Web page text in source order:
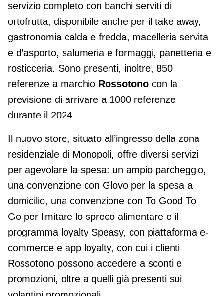
servizio completo con banchi serviti di
ortofrutta, disponibile anche per il take away,
gastronomia calda e fredda, macelleria servita
e d’asporto, salumeria e formaggi, panetteria e
rosticceria. Sono presenti, inoltre, 850
referenze a marchio Rossotono con la
previsione di arrivare a 1000 referenze
durante il 2024.
Il nuovo store, situato all’ingresso della zona
residenziale di Monopoli, offre diversi servizi
per agevolare la spesa: un ampio parcheggio,
una convenzione con Glovo per la spesa a
domicilio, una convenzione con To Good To
Go per limitare lo spreco alimentare e il
programma loyalty Speasy, con piattaforma e-
commerce e app loyalty, con cui i clienti
Rossotono possono accedere a sconti e
promozioni, oltre a quelli già presenti sui